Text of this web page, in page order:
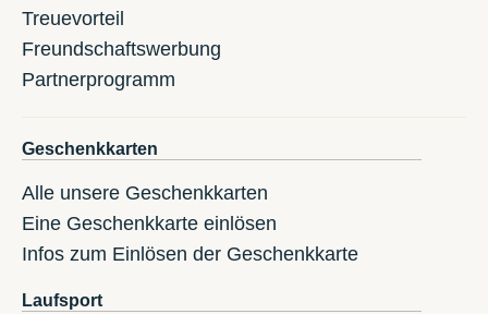
Treuevorteil
Freundschaftswerbung
Partnerprogramm
Geschenkkarten
Alle unsere Geschenkkarten
Eine Geschenkkarte einlösen
Infos zum Einlösen der Geschenkkarte
Laufsport